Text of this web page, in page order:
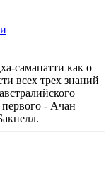
самапатти как о
всех трех знаний
первого - Ачан